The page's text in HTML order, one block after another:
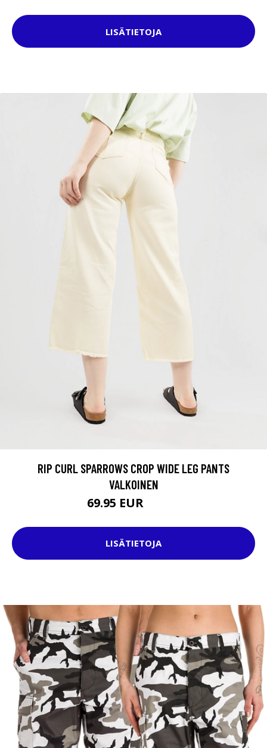
LISÄTIETOJA
RIP CURL SPARROWS CROP WIDE LEG PANTS
VALKOINEN
69.95 EUR
LISÄTIETOJA